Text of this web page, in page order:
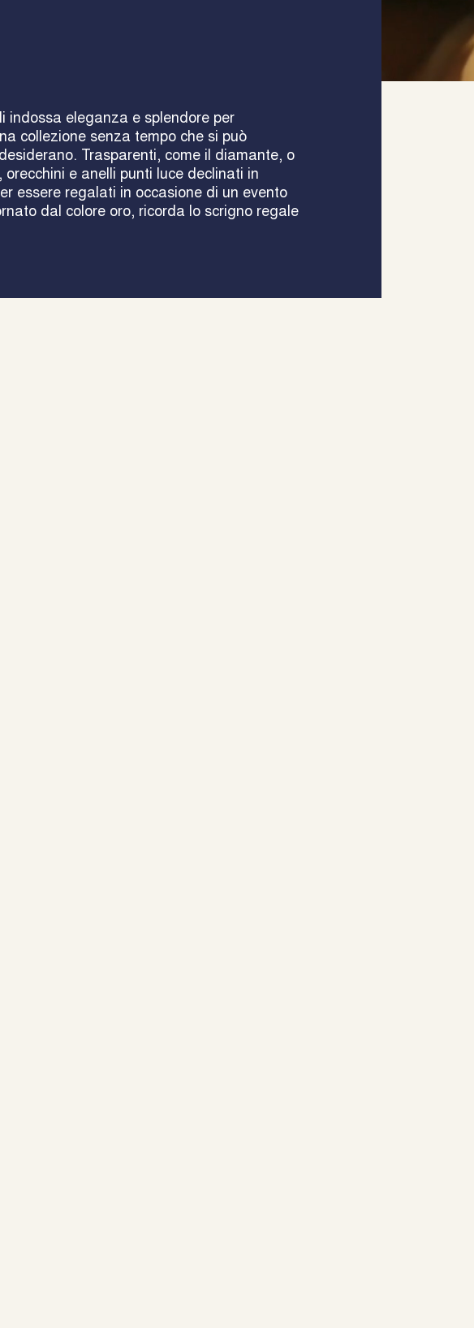
indossa eleganza e splendore per
collezione senza tempo che si può
Trasparenti, come il diamante, o
e anelli punti luce declinati in
essere regalati in occasione di un evento
dal colore oro, ricorda lo scrigno regale